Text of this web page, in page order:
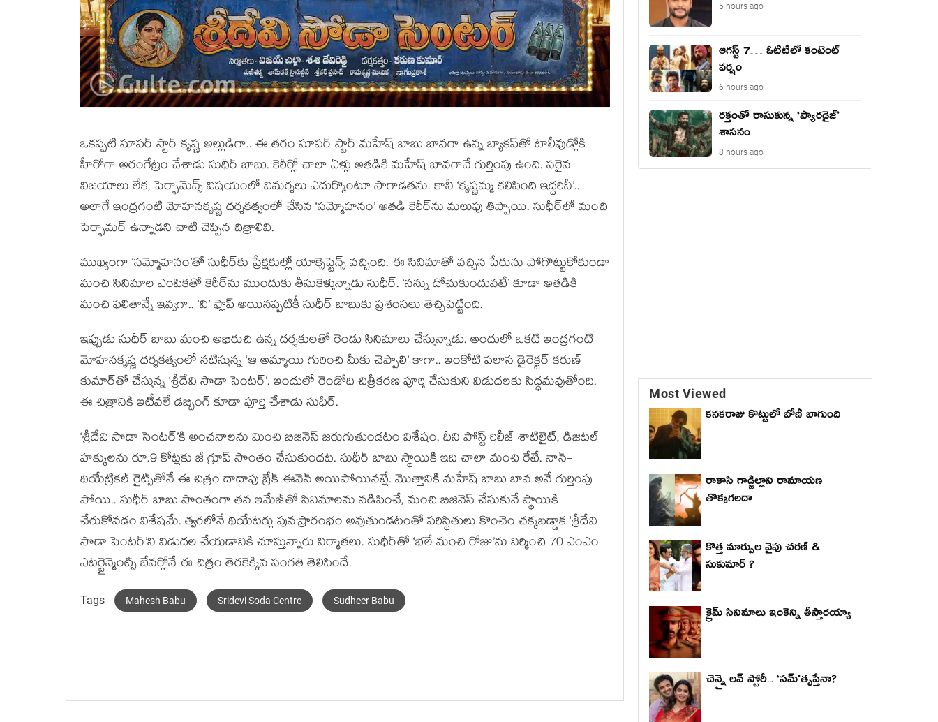
ఒకప్పటి సూపర్ స్టార్ కృష్ణ అల్లుడిగా.. ఈ తరం సూపర్ స్టార్ మహేష్ బాబు బావగా ఉన్న బ్యాకప్‌తో టాలీవుడ్లోకి
హీరోగా అరంగేట్రం చేశాడు సుధీర్ బాబు. కెరీర్లో చాలా ఏళ్లు అతడికి మహేష్ బావగానే గుర్తింపు ఉంది. సరైన
విజయాలు లేక, పెర్ఫామెన్స్ విషయంలో విమర్శలు ఎదుర్కొంటూ సాగాడతను. కానీ ‘కృష్ణమ్మ కలిపింది ఇద్దరినీ’..
అలాగే ఇంద్రగంటి మోహనకృష్ణ దర్శకత్వంలో చేసిన ‘సమ్మోహనం’ అతడి కెరీర్‌ను మలుపు తిప్పాయి. సుధీర్‌లో మంచి
పెర్ఫామర్ ఉన్నాడని చాటి చెప్పిన చిత్రాలివి.
ముఖ్యంగా ‘సమ్మోహనం’తో సుధీర్‌కు ప్రేక్షకుల్లో యాక్సెప్టెన్స్ వచ్చింది. ఈ సినిమాతో వచ్చిన పేరును పోగొట్టుకోకుండా
మంచి సినిమాల ఎంపికతో కెరీర్‌ను ముందుకు తీసుకెళ్తున్నాడు సుధీర్. ‘నన్ను దోచుకుందువటే’ కూడా అతడికి
మంచి ఫలితాన్నే ఇవ్వగా.. ‘వి’ ఫ్లాప్ అయినప్పటికీ సుధీర్ బాబుకు ప్రశంసలు తెచ్చిపెట్టింది.
ఇప్పుడు సుధీర్ బాబు మంచి అభిరుచి ఉన్న దర్శకులతో రెండు సినిమాలు చేస్తున్నాడు. అందులో ఒకటి ఇంద్రగంటి
మోహనకృష్ణ దర్శకత్వంలో నటిస్తున్న ‘ఆ అమ్మాయి గురించి మీకు చెప్పాలి’ కాగా.. ఇంకోటి పలాస డైరెక్టర్ కరుణ్
కుమార్‌తో చేస్తున్న ‘శ్రీదేవి సొడా సెంటర్’. ఇందులో రెండోది చిత్రీకరణ పూర్తి చేసుకుని విడుదలకు సిద్ధమవుతోంది.
ఈ చిత్రానికి ఇటీవలే డబ్బింగ్ కూడా పూర్తి చేశాడు సుధీర్.
‘శ్రీదేవి సొడా సెంటర్’కి అంచనాలను మించి బిజినెస్ జరుగుతుండటం విశేషం. దీని పోస్ట్ రిలీజ్ శాటిలైట్, డిజిటల్
హక్కులను రూ.9 కోట్లకు జీ గ్రూప్ సొంతం చేసుకుందట. సుధీర్ బాబు స్థాయికి ఇది చాలా మంచి రేటే. నాన్-
థియేట్రికల్ రైట్స్‌తోనే ఈ చిత్రం దాదాపు బ్రేక్ ఈవెన్ అయిపోయినట్లే. మొత్తానికి మహేష్ బాబు బావ అనే గుర్తింపు
పోయి.. సుధీర్ బాబు సొంతంగా తన ఇమేజ్‌తో సినిమాలను నడిపించే, మంచి బిజినెస్ చేసుకునే స్థాయికి
చేరుకోవడం విశేషమే. త్వరలోనే థియేటర్లు పున:ప్రారంభం అవుతుండటంతో పరిస్థితులు కొంచెం చక్కబడ్డాక ‘శ్రీదేవి
సొడా సెంటర్’ని విడుదల చేయడానికి చూస్తున్నారు నిర్మాతలు. సుధీర్‌తో ‘భలే మంచి రోజు’ను నిర్మించి 70 ఎంఎం
ఎటర్టైన్మెంట్స్ బేనర్లోనే ఈ చిత్రం తెరకెక్కిన సంగతి తెలిసిందే.
Tags Mahesh Babu Sridevi Soda Centre Sudheer Babu
5 hours ago
ఆగస్ట్ 7… ఓటిటిలో కంటెంట్
వర్షం
6 hours ago
రక్తంతో రాసుకున్న ‘ప్యారడైజ్’
శాసనం
8 hours ago
Most Viewed
కనకరాజు కొట్టులో బోణీ బాగుంది
రాకాసి గాడ్జిల్లాని రామాయణ
తొక్కగలదా
కొత్త మార్పుల వైపు చరణ్ &
సుకుమార్ ?
క్రైమ్ సినిమాలు ఇంకెన్ని తీస్తారయ్యా
చెన్నై లవ్ స్టోరీ... ‘సమ్’తృప్తేనా?